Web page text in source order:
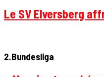
Le SV Elversberg
2.Bundesliga